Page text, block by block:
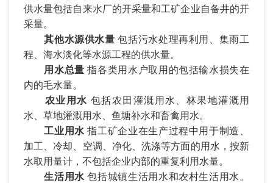
供水量包括自来水厂的开采量和工矿企业自备井的开
采量。
其他水源供水量 包括污水处理再利用、集雨工
程、海水淡化等水源工程的供水量。
用水总量 指各类用水户取用的包括输水损失在
内的毛水量。
农业用水 包括农田灌溉用水、林果地灌溉用
水、草地灌溉用水、鱼塘补水和畜禽用水。
工业用水 指工矿企业在生产过程中用于制造、
加工、冷却、空调、净化、洗涤等方面的用水，按新
水取用量计，不包括企业内部的重复利用水量。
生活用水 包括城镇生活用水和农村生活用水。